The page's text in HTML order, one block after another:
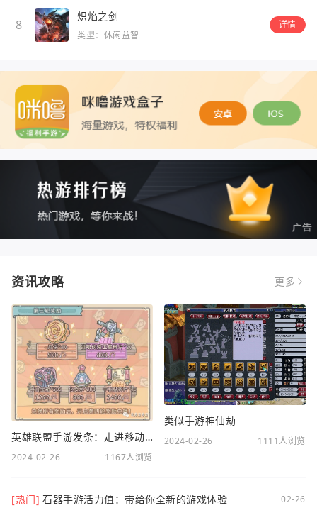
8
炽焰之剑
类型：休闲益智
详情
资讯攻略 更多
英雄联盟手游发条：走进移动电竞新时代
2024-02-26 1167人浏览
类似手游神仙劫
2024-02-26 1111人浏览
[热门] 石器手游活力值：带给你全新的游戏体验 02-26